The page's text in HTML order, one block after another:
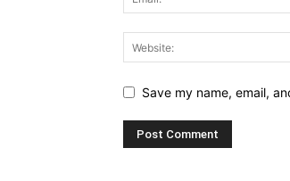
Save my name, email,